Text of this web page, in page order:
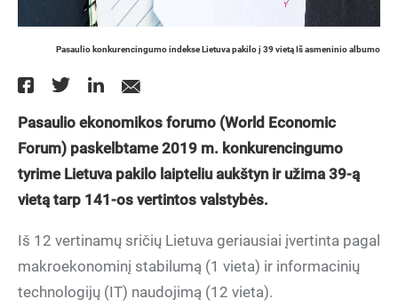
Pasaulio konkurencingumo indekse Lietuva pakilo į 39 vietą Iš asmeninio albumo
Pasaulio ekonomikos forumo (World Economic
Forum) paskelbtame 2019 m. konkurencingumo
tyrime Lietuva pakilo laipteliu aukštyn ir užima 39-ą
vietą tarp 141-os vertintos valstybės.
Iš 12 vertinamų sričių Lietuva geriausiai įvertinta pagal
makroekonominį stabilumą (1 vieta) ir informacinių
technologijų (IT) naudojimą (12 vieta).